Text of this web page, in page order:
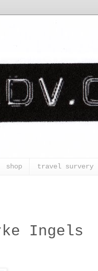
shop travel survery
Ingels